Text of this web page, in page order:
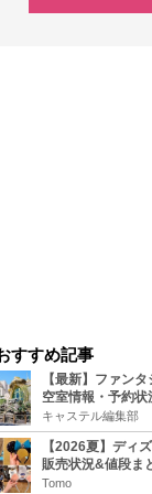
すすめ記事
【最新】ファン
空室情報・予約状
キャステル編集部
【2026夏】ディ
販売状況&値段ま
をチェック
Tomo